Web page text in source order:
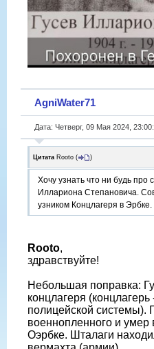
AgniWater71
Дата: Четверг, 09 Мая 2024,
Цитата Rooto ( )
Хочу узнать что ни будь про
Иллариона Степановича.
узником Концлагеря в Эрбке.
Rooto,
здравствуйте!
Небольшая поправка:
концлагеря
полицейской системы).
военнопленного и умер
Оэрбке. Шталаги